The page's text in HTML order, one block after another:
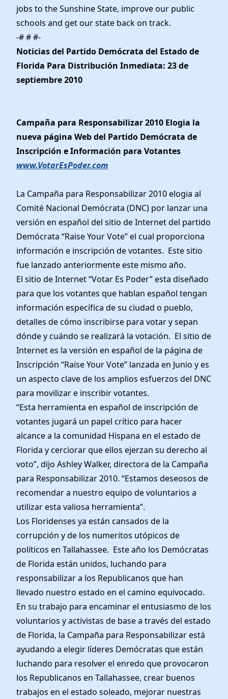
jobs to the Sunshine State, improve our public
schools and get our state back on track.
-# # #-
Noticias del Partido Demócrata del Estado de
Florida Para Distribución Inmediata: 23 de
septiembre 2010
Campaña para Responsabilizar 2010 Elogia la
nueva página Web del Partido Demócrata de
Inscripción e Información para Votantes
www.VotarEsPoder.com
La Campaña para Responsabilizar 2010 elogia al
Comité Nacional Demócrata (DNC) por lanzar una
versión en español del sitio de Internet del partido
Demócrata “Raise Your Vote” el cual proporciona
información e inscripción de votantes. Este sitio
fue lanzado anteriormente este mismo año.
El sitio de Internet “Votar Es Poder” esta diseñado
para que los votantes que hablan español tengan
información específica de su ciudad o pueblo,
detalles de cómo inscribirse para votar y sepan
dónde y cuándo se realizará la votación. El sitio de
Internet es la versión en español de la página de
Inscripción “Raise Your Vote” lanzada en Junio y es
un aspecto clave de los amplios esfuerzos del DNC
para movilizar e inscribir votantes.
“Esta herramienta en español de inscripción de
votantes jugará un papel crítico para hacer
alcance a la comunidad Hispana en el estado de
Florida y cerciorar que ellos ejerzan su derecho al
voto”, dijo Ashley Walker, directora de la Campaña
para Responsabilizar 2010. “Estamos deseosos de
recomendar a nuestro equipo de voluntarios a
utilizar esta valiosa herramienta”.
Los Floridenses ya están cansados de la
corrupción y de los numeritos utópicos de
políticos en Tallahassee. Este año los Demócratas
de Florida están unidos, luchando para
responsabilizar a los Republicanos que han
llevado nuestro estado en el camino equivocado.
En su trabajo para encaminar el entusiasmo de los
voluntarios y activistas de base a través del estado
de Florida, la Campaña para Responsabilizar está
ayudando a elegir líderes Demócratas que están
luchando para resolver el enredo que provocaron
los Republicanos en Tallahassee, crear buenos
trabajos en el estado soleado, mejorar nuestras